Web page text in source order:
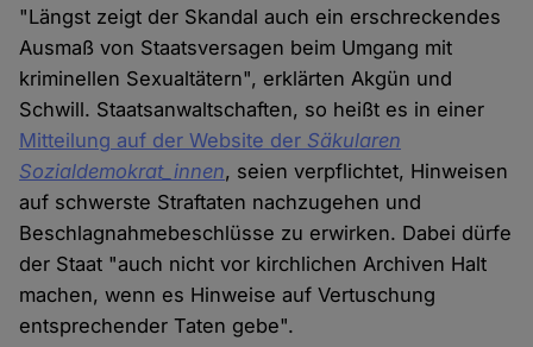
"Längst zeigt der Skandal auch ein erschreckendes
Ausmaß von Staatsversagen beim Umgang mit
kriminellen Sexualtätern", erklärten Akgün und
Schwill. Staatsanwaltschaften, so heißt es in einer
Mitteilung auf der Website der Säkularen
Sozialdemokrat_innen, seien verpflichtet, Hinweisen
auf schwerste Straftaten nachzugehen und
Beschlagnahmebeschlüsse zu erwirken. Dabei dürfe
der Staat "auch nicht vor kirchlichen Archiven Halt
machen, wenn es Hinweise auf Vertuschung
entsprechender Taten gebe".